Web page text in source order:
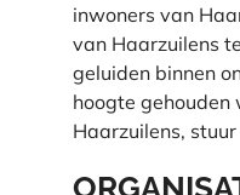
inwoners van
van Haarzuilens
geluiden binnen
hoogte gehouden
Haarzuilens,